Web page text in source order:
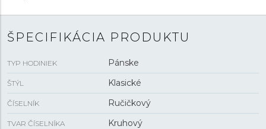
ŠPECIFIKÁCIA PRODUKTU
TYP HODINIEK Pánske
ŠTÝL Klasické
ČÍSELNÍK Ručičkový
TVAR ČÍSELNÍKA Kruhový